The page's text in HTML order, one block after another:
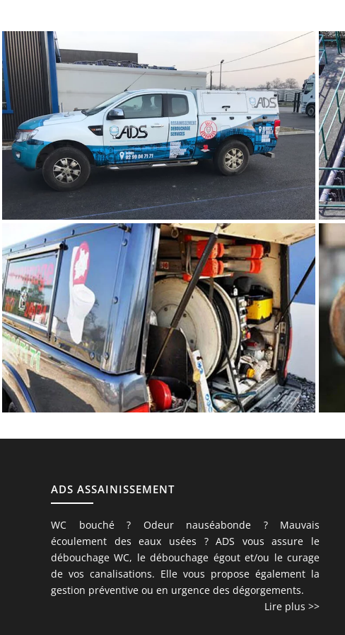
ADS ASSAINISSEMENT
WC bouché ? Odeur nauséabonde ? Mauvais
écoulement des eaux usées ? ADS vous assure le
débouchage WC, le débouchage égout et/ou le curage
de vos canalisations. Elle vous propose également la
gestion préventive ou en urgence des dégorgements.
Lire plus >>